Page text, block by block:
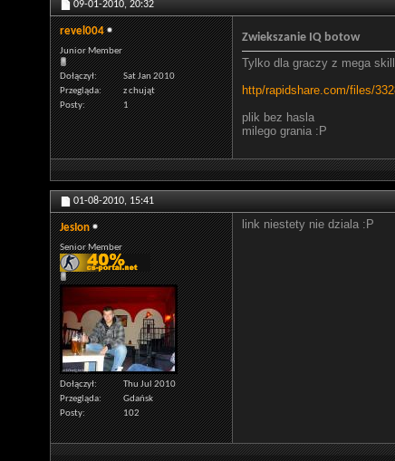
09-01-2010, 20:32
revel004
Junior Member
Dołączył
Sat Jan 2010
Przegląda
z chująt
Posty
1
Zwiekszanie IQ botow
Tylko dla graczy z mega
http/rapidshare.com/files/
plik bez hasla
milego grania :P
01-08-2010, 15:41
JesIon
Senior Member
Dołączył
Thu Jul 2010
Przegląda
Gdańsk
Posty
102
link niestety nie dziala :P